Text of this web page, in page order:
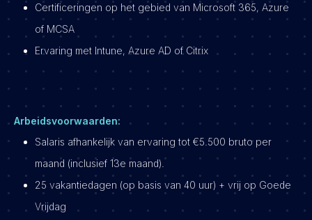
Certificeringen op het gebied van Microsoft 365, Azure
of MCSA
Ervaring met Intune, Azure AD of Citrix
Arbeidsvoorwaarden:
Salaris afhankelijk van ervaring tot €5.500 bruto per
maand (inclusief 13e maand).
25 vakantiedagen (op basis van 40 uur) + vrij op Goede
Vrijdag